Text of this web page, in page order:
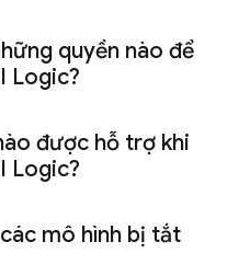
quyền nào để
Logic?
được hỗ trợ khi
Logic?
mô hình bị tắt